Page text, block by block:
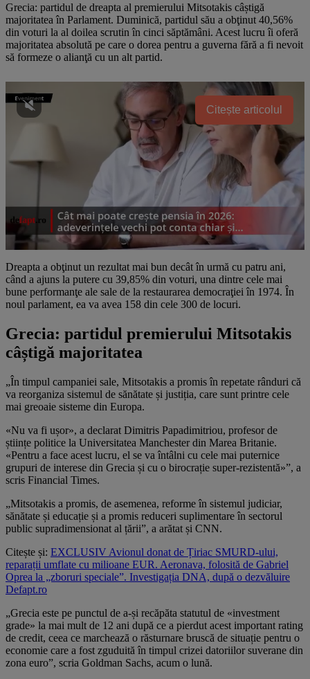
Grecia: partidul de dreapta al premierului Mitsotakis câștigă
majoritatea în Parlament. Duminică, partidul său a obţinut 40,56%
din voturi la al doilea scrutin în cinci săptămâni. Acest lucru îi oferă
majoritatea absolută pe care o dorea pentru a guverna fără a fi nevoit
să formeze o alianţă cu un alt partid.
Citește articolul
Dreapta a obţinut un rezultat mai bun decât în urmă cu patru ani,
când a ajuns la putere cu 39,85% din voturi, una dintre cele mai
bune performanţe ale sale de la restaurarea democraţiei în 1974. În
noul parlament, ea va avea 158 din cele 300 de locuri.
Grecia: partidul premierului Mitsotakis
câștigă majoritatea
„În timpul campaniei sale, Mitsotakis a promis în repetate rânduri că
va reorganiza sistemul de sănătate și justiția, care sunt printre cele
mai greoaie sisteme din Europa.
«Nu va fi ușor», a declarat Dimitris Papadimitriou, profesor de
științe politice la Universitatea Manchester din Marea Britanie.
«Pentru a face acest lucru, el se va întâlni cu cele mai puternice
grupuri de interese din Grecia și cu o birocrație super-rezistentă»”, a
scris Financial Times.
„Mitsotakis a promis, de asemenea, reforme în sistemul judiciar,
sănătate și educație și a promis reduceri suplimentare în sectorul
public supradimensionat al țării”, a arătat și CNN.
Citește și: EXCLUSIV Avionul donat de Țiriac SMURD-ului,
reparații umflate cu milioane EUR. Aeronava, folosită de Gabriel
Oprea la „zboruri speciale”. Investigația DNA, după o dezvăluire
Defapt.ro
„Grecia este pe punctul de a-și recăpăta statutul de «investment
grade» la mai mult de 12 ani după ce a pierdut acest important rating
de credit, ceea ce marchează o răsturnare bruscă de situație pentru o
economie care a fost zguduită în timpul crizei datoriilor suverane din
zona euro”, scria Goldman Sachs, acum o lună.